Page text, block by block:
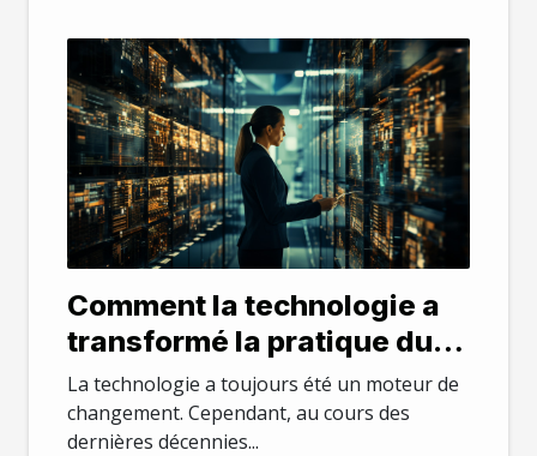
Comment la technologie a
transformé la pratique du
droit
La technologie a toujours été un moteur de
changement. Cependant, au cours des
dernières décennies...